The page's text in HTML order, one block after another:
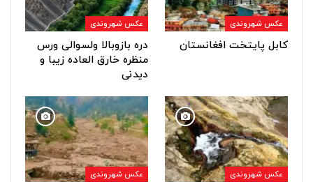
عکس شهروندی
کابل پایتخت افغانستان
عکس شهروندی
دره بازوبالا ولسوالی ورس
منظره خارق العاده زیبا و
دیدنی
عکس شهروندی عکس شهروندی